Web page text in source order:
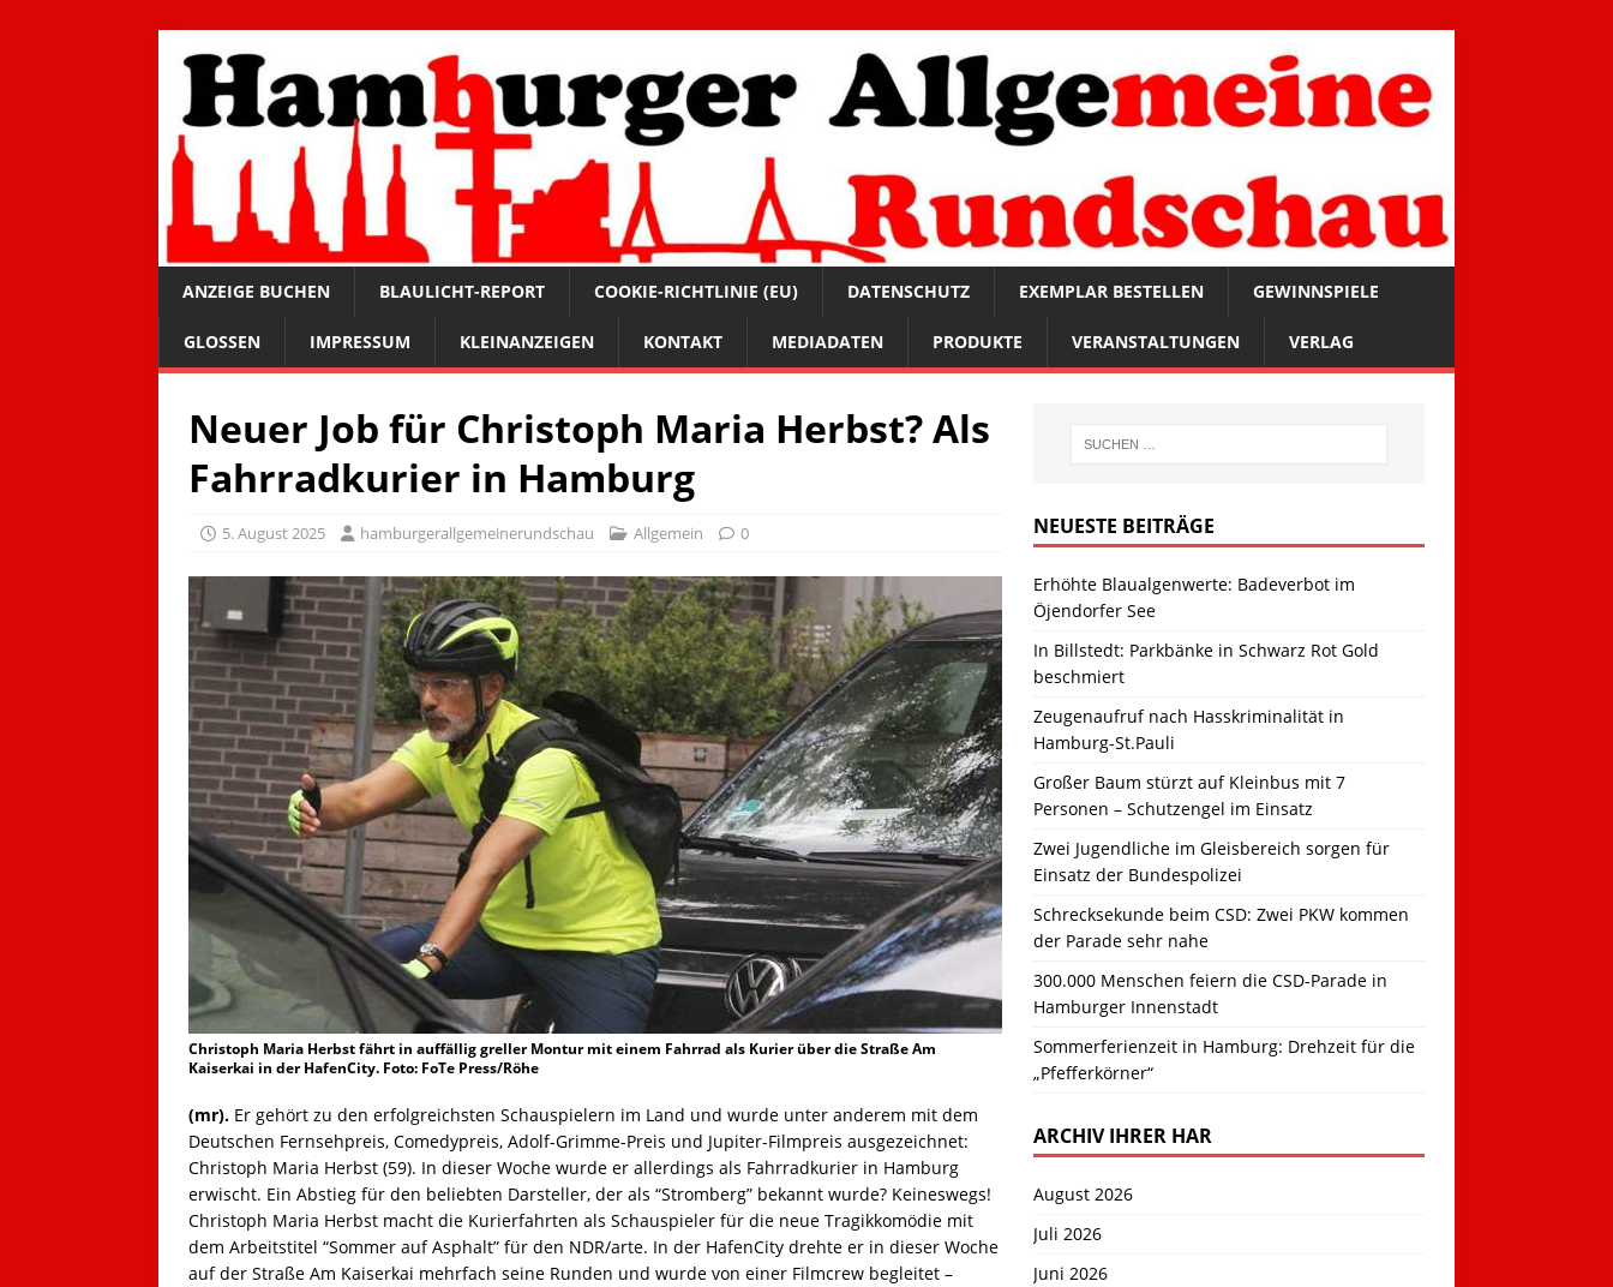
ANZEIGE BUCHEN BLAULICHT-REPORT COOKIE-RICHTLINIE (EU) DATENSCHUTZ EXEMPLAR BESTELLEN GEWINNSPIELE
GLOSSEN IMPRESSUM KLEINANZEIGEN KONTAKT MEDIADATEN PRODUKTE VERANSTALTUNGEN VERLAG
Neuer Job für Christoph Maria Herbst? Als
Fahrradkurier in Hamburg
5. August 2025 hamburgerallgemeinerundschau Allgemein 0
Christoph Maria Herbst fährt in auffällig greller Montur mit einem Fahrrad als Kurier über die Straße Am
Kaiserkai in der HafenCity. Foto: FoTe Press/Röhe
(mr). Er gehört zu den erfolgreichsten Schauspielern im Land und wurde unter anderem mit dem
Deutschen Fernsehpreis, Comedypreis, Adolf-Grimme-Preis und Jupiter-Filmpreis ausgezeichnet:
Christoph Maria Herbst (59). In dieser Woche wurde er allerdings als Fahrradkurier in Hamburg
erwischt. Ein Abstieg für den beliebten Darsteller, der als “Stromberg” bekannt wurde? Keineswegs!
Christoph Maria Herbst macht die Kurierfahrten als Schauspieler für die neue Tragikkomödie mit
dem Arbeitstitel “Sommer auf Asphalt” für den NDR/arte. In der HafenCity drehte er in dieser Woche
auf der Straße Am Kaiserkai mehrfach seine Runden und wurde von einer Filmcrew begleitet –
NEUESTE BEITRÄGE
Erhöhte Blaualgenwerte: Badeverbot im
Öjendorfer See
In Billstedt: Parkbänke in Schwarz Rot Gold
beschmiert
Zeugenaufruf nach Hasskriminalität in
Hamburg-St.Pauli
Großer Baum stürzt auf Kleinbus mit 7
Personen – Schutzengel im Einsatz
Zwei Jugendliche im Gleisbereich sorgen für
Einsatz der Bundespolizei
Schrecksekunde beim CSD: Zwei PKW kommen
der Parade sehr nahe
300.000 Menschen feiern die CSD-Parade in
Hamburger Innenstadt
Sommerferienzeit in Hamburg: Drehzeit für die
„Pfefferkörner“
ARCHIV IHRER HAR
August 2026
Juli 2026
Juni 2026